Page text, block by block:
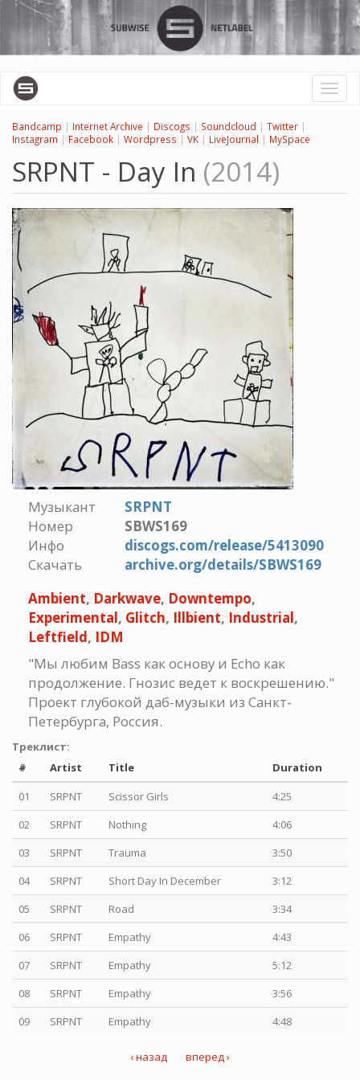
Перейти
основному
содержанию
Toggle
Bandcamp | Internet Archive | Discogs | Soundcloud | Twitter |
Instagram | Facebook | Wordpress | VK | LiveJournal | MySpace
SRPNT - Day In (2014)
Музыкант
SRPNT
Номер
SBWS169
Инфо
discogs.com/release/5413090
Скачать
archive.org/details/SBWS169
Ambient, Darkwave, Downtempo,
Experimental, Glitch, Illbient, Industrial,
Leftfield, IDM
"Мы любим Bass как основу и Echo как
продолжение. Гнозис ведет к воскрешению."
Проект глубокой даб-музыки из Санкт-
Петербурга, Россия.
Треклист:
#
Artist Title
Duration
01
SRPNT Scissor Girls
4:25
02
SRPNT Nothing
4:06
03
SRPNT Trauma
3:50
04
SRPNT Short Day In December
3:12
05
SRPNT Road
3:34
06
SRPNT Empathy
4:43
07
SRPNT Empathy
5:12
08
SRPNT Empathy
3:56
09
SRPNT Empathy 4:48
‹ назад вперед ›